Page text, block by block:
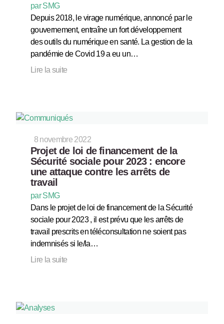
par SMG
Depuis 2018, le virage numérique, annoncé par le
gouvernement, entraîne un fort développement
des outils du numérique en santé. La gestion de la
pandémie de Covid 19 a eu un…
Lire la suite
8 novembre 2022
Projet de loi de financement de la
Sécurité sociale pour 2023 : encore
une attaque contre les arrêts de
travail
par SMG
Dans le projet de loi de financement de la Sécurité
sociale pour 2023 , il est prévu que les arrêts de
travail prescrits en téléconsultation ne soient pas
indemnisés si le/la…
Lire la suite